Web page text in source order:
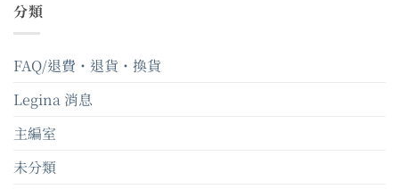
分類
FAQ/退費・退貨・換貨
Legina 消息
主編室
未分類